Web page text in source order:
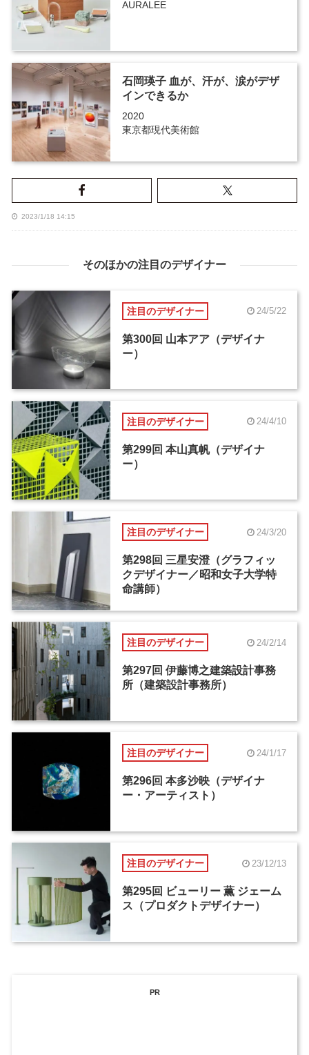
AURALEE
石岡瑛子 血が、汗が、涙がデザ
インできるか
2020
東京都現代美術館
2023/1/18 14:15
そのほかの注目のデザイナー
注目のデザイナー 24/5/22
第300回 山本アア（デザイナ
ー）
注目のデザイナー 24/4/10
第299回 本山真帆（デザイナ
ー）
注目のデザイナー 24/3/20
第298回 三星安澄（グラフィッ
クデザイナー／昭和女子大学特
命講師）
注目のデザイナー 24/2/14
第297回 伊藤博之建築設計事務
所（建築設計事務所）
注目のデザイナー 24/1/17
第296回 本多沙映（デザイナ
ー・アーティスト）
注目のデザイナー 23/12/13
第295回 ビューリー 薫 ジェーム
ス（プロダクトデザイナー）
PR